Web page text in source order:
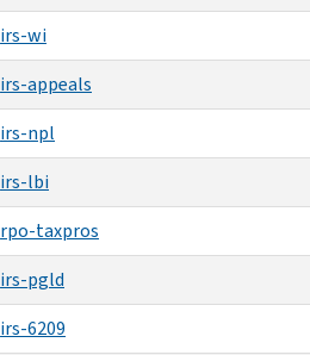
irs-wi
irs-appeals
irs-npl
irs-lbi
rpo-taxpros
irs-pgld
irs-6209